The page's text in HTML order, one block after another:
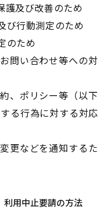
護及び改善のため
び行動測定のため
のため
問い合わせ等への対
、ポリシー等（以下
る行為に対する対応
更などを通知するた
利用中止要請の方法